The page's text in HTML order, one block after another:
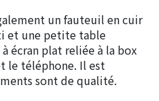
un fauteuil en cuir
et une petite table
écran plat reliée à la box
le téléphone. Il est
sont de qualité.